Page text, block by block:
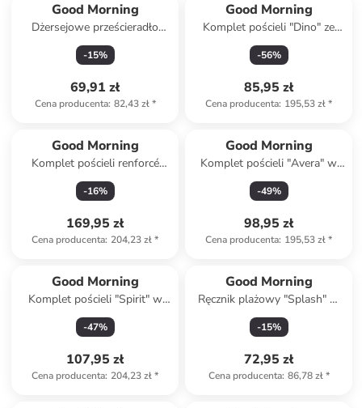
Good Morning
Dżersejowe prześcieradło
"Emotion" w kolorze różowym
na gumce
-15%
69,91 zł
Cena producenta: 82,43 zł*
Good Morning
Komplet pościeli "Dino" ze
wzorem
-56%
85,95 zł
Cena producenta: 195,53 zł*
Good Morning
Komplet pościeli renforcé
"Captain" w kolorze błękitno-
czarnym
-16%
169,95 zł
Cena producenta: 204,23 zł*
Good Morning
Komplet pościeli "Avera" w
kolorze beżowo-
jasnoróżowym
-49%
98,95 zł
Cena producenta: 195,53 zł*
Good Morning
Komplet pościeli "Spirit" w
kolorze niebiesko-białym
-47%
107,95 zł
Cena producenta: 204,23 zł*
Good Morning
Ręcznik plażowy "Splash" w
kolorze miętowo-granatowym
-15%
72,95 zł
Cena producenta: 86,78 zł*